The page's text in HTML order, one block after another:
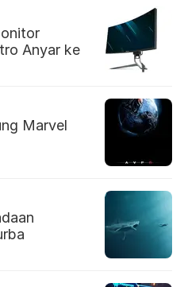
Anyar ke
Marvel